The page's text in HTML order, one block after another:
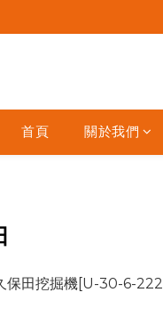
首頁 關於我們